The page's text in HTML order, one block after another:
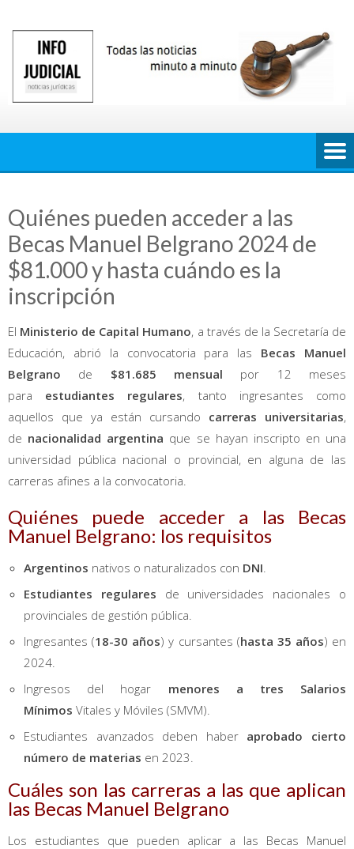
contenido
Quiénes pueden acceder a las
Becas Manuel Belgrano 2024 de
$81.000 y hasta cuándo es la
inscripción
El Ministerio de Capital Humano, a través de la Secretaría de
Educación, abrió la convocatoria para las Becas Manuel
Belgrano de $81.685 mensual por 12 meses
para estudiantes regulares, tanto ingresantes como
aquellos que ya están cursando carreras universitarias,
de nacionalidad argentina que se hayan inscripto en una
universidad pública nacional o provincial, en alguna de las
carreras afines a la convocatoria.
Quiénes puede acceder a las Becas
Manuel Belgrano: los requisitos
Argentinos nativos o naturalizados con DNI
Estudiantes regulares de universidades nacionales o
provinciales de gestión pública.
Ingresantes (18-30 años) y cursantes (hasta 35 años) en
2024.
Ingresos del hogar menores a tres Salarios
Mínimos Vitales y Móviles (SMVM).
Estudiantes avanzados deben haber aprobado cierto
número de materias en 2023.
Cuáles son las carreras a las que aplican
las Becas Manuel Belgrano
Los estudiantes que pueden aplicar a las Becas Manuel